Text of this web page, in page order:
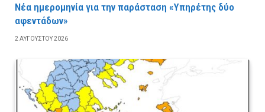
Νέα ημερομηνία για την παράσταση «Υπηρέτης δύο
αφεντάδων»
2 ΑΥΓΟΎΣΤΟΥ 2026